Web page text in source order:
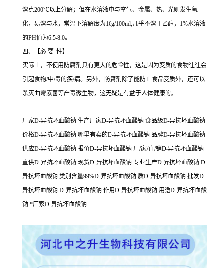
溶点200℃以上分解；但在水溶液中与空气、金属、热、光则发生氧
化，易溶与水，常温下溶解度为16g/100ml,几乎不溶于乙醇，1%水溶液
的PH值为6.5-8.0。
四、【必 要 性】
实际上，不使用防腐剂具有更大的危险性，这是因为变质的食物往往会
引起食物/中/毒的疾/病。另外，防腐剂除了能防止食品变质外，还可以
杀灭曲霉素菌等产毒微生物，这无疑是有益于人体健康的。
厂家D-异抗坏血酸钠 生产厂家D-异抗坏血酸钠 食品级D-异抗坏血酸钠
价格D-异抗坏血酸钠 哪里有卖的D-异抗坏血酸钠 品牌D-异抗坏血酸钠
供应D-异抗坏血酸钠 报价D-异抗坏血酸钠 厂/家/直/销D-异抗坏血酸钠
直供D-异抗坏血酸钠 现货D-异抗坏血酸钠 专业生产D-异抗坏血酸钠 D-
异抗坏血酸钠 类别含量99%D-异抗坏血酸钠 质D-异抗坏血酸钠 批发D-
异抗坏血酸钠 D-异抗坏血酸钠 作用D-异抗坏血酸钠 用途D-异抗坏血酸
钠 *厂家D-异抗坏血酸钠